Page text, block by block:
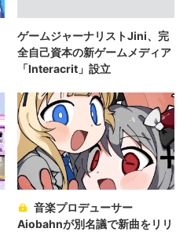
ゲームジャーナリストJini、完
全自己資本の新ゲームメディア
「Interacrit」設立
音楽プロデューサー
Aiobahnが別名議で新曲をリリ